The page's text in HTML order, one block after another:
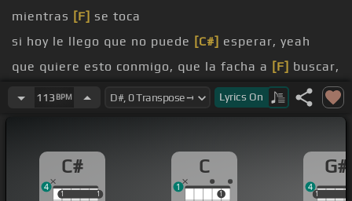
mientras [F] se toca
si hoy le llego que no puede [C#] esperar, yeah
que quiere esto conmigo, que la facha a [F] buscar,
yeah
si hoy le llego que no puede
[C#]
113 BPM Lyrics On
C#
1 1
1 1
4
C
1
1
G#
11
4